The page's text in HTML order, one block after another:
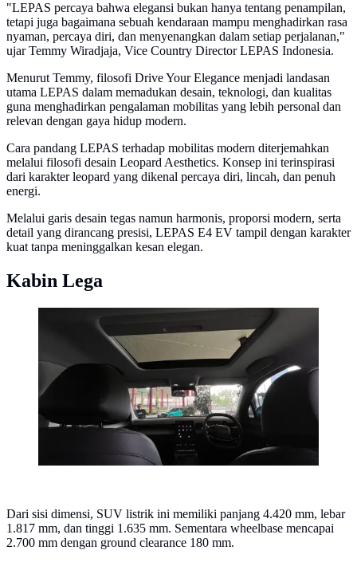
"LEPAS percaya bahwa elegansi bukan hanya tentang penampilan,
tetapi juga bagaimana sebuah kendaraan mampu menghadirkan rasa
nyaman, percaya diri, dan menyenangkan dalam setiap perjalanan,"
ujar Temmy Wiradjaja, Vice Country Director LEPAS Indonesia.
Menurut Temmy, filosofi Drive Your Elegance menjadi landasan
utama LEPAS dalam memadukan desain, teknologi, dan kualitas
guna menghadirkan pengalaman mobilitas yang lebih personal dan
relevan dengan gaya hidup modern.
Cara pandang LEPAS terhadap mobilitas modern diterjemahkan
melalui filosofi desain Leopard Aesthetics. Konsep ini terinspirasi
dari karakter leopard yang dikenal percaya diri, lincah, dan penuh
energi.
Melalui garis desain tegas namun harmonis, proporsi modern, serta
detail yang dirancang presisi, LEPAS E4 EV tampil dengan karakter
kuat tanpa meninggalkan kesan elegan.
Kabin Lega
LEPAS E4 EV menawarkan kabin yang lega.
(Liputan6.com/Septian Pamungkas)
Dari sisi dimensi, SUV listrik ini memiliki panjang 4.420 mm, lebar
1.817 mm, dan tinggi 1.635 mm. Sementara wheelbase mencapai
2.700 mm dengan ground clearance 180 mm.